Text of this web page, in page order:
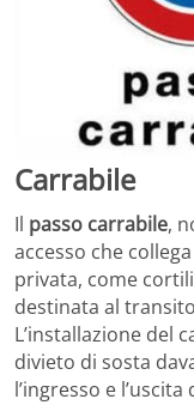
Carrabile
Il passo carrabile,
accesso che
privata, come
destinata al
L’installazione del
divieto di sosta
l’ingresso e